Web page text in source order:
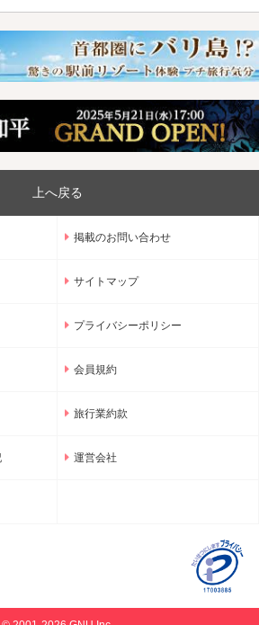
上へ戻る
掲載のお問い合わせ
サイトマップ
プライバシーポリシー
会員規約
旅行業約款
運営会社